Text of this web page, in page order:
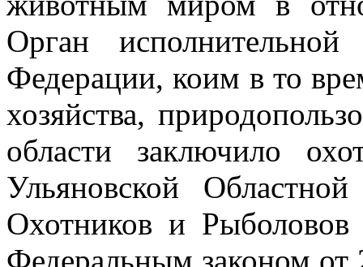
Орган
Федерации, коим в то
хозяйства,
области заключило
Ульяновской
Охотников и